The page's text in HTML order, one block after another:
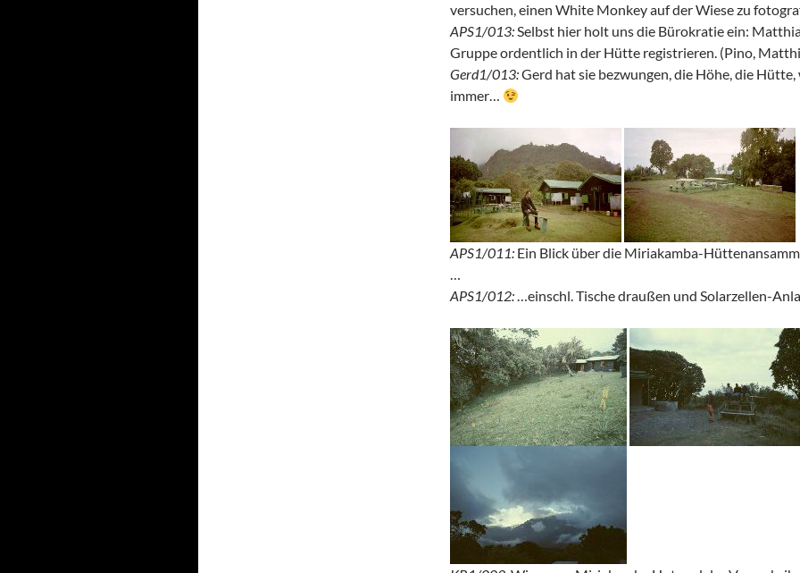
versuchen, einen White Monkey auf der Wiese zu
APS1/013:Selbst hier holt uns die Bürokratie ein:
Gruppe ordentlich in der Hütte registrieren. (Pino,
Gerd1/013:Gerd hat sie bezwungen, die Höhe, die Hütte,
immer…
APS1/011: Ein Blick über die Miriakamba-
…
APS1/012:…einschl. Tische draußen und Solarzellen-